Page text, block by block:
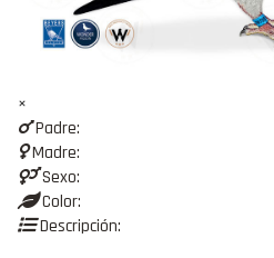
×
Padre:
Madre:
Sexo:
Color:
Descripción: